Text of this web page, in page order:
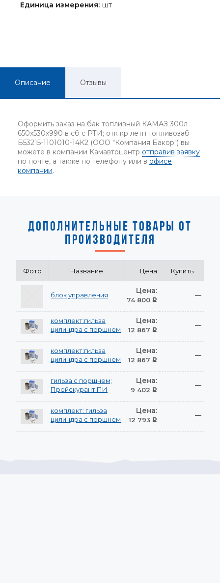
Единица измерения: шт
Описание Отзывы
Оформить заказ на бак топливный КАМАЗ 300л
650х530х990 в сб с РТИ; отк кр летн топливозаб
Б53215-1101010-14К2 (ООО "Компания Бакор") вы
можете в компании Камавтоцентр отправив заявку
по почте, а также по телефону или в офисе
компании.
ДОПОЛНИТЕЛЬНЫЕ ТОВАРЫ ОТ
ПРОИЗВОДИТЕЛЯ
Фото Название Цена Купить
блок управления Цена:
74 800 Р
—
комплект:гильза
цилиндра с поршнем
Цена:
12 867 Р
—
комплект:гильза
цилиндра с поршнем
Цена:
12 867 Р
—
гильза с поршнем;
Прейскурант ПИ
Цена:
9 402 Р
—
комплект: гильза
цилиндра с поршнем
Цена:
12 793 Р
—